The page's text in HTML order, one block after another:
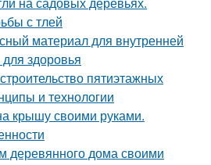
с тлей
материал для внутренней
здоровья
пятиэтажных
и технологии
крышу своими руками.
деревянного дома своими